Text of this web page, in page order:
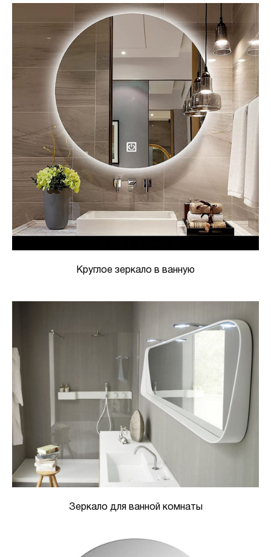
Круглое зеркало в ванную
Зеркало для ванной комнаты